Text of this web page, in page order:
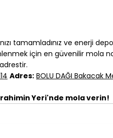
tamamladınız ve enerji
için en güvenilir mola
Adres: BOLU DAĞI Bakacak
Yeri'nde mola verin!